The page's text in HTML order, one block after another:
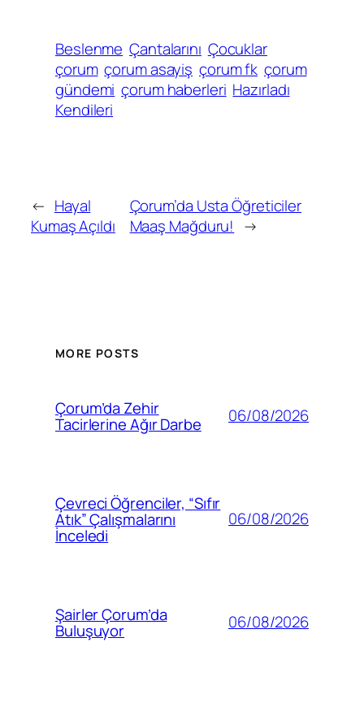
Beslenme Çantalarını Çocuklar
çorum çorum asayiş çorum fk çorum
gündemi çorum haberleri Hazırladı
Kendileri
← Hayal
Kumaş Açıldı
Çorum’da Usta Öğreticiler
Maaş Mağduru! →
MORE POSTS
Çorum’da Zehir
Tacirlerine Ağır Darbe 06/08/2026
Çevreci Öğrenciler, “Sıfır
Atık” Çalışmalarını
İnceledi
06/08/2026
Şairler Çorum’da
Buluşuyor 06/08/2026